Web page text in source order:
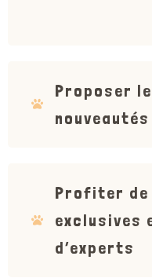
Proposer
nouveautés
Profiter de
exclusives
d’experts